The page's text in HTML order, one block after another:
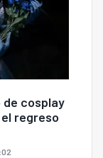
de cosplay
regreso